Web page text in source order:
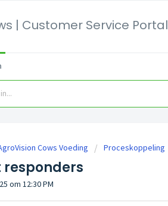
| Customer Service Portal
Cows Voeding Proceskoppeling
om 12:30 PM